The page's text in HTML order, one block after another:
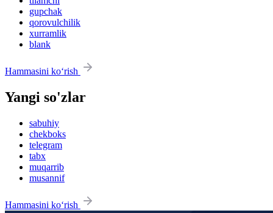
gupchak
qorovulchilik
xurramlik
blank
Hammasini ko‘rish
Yangi so'zlar
sabuhiy
chekboks
telegram
tabx
muqarrib
musannif
Hammasini ko‘rish